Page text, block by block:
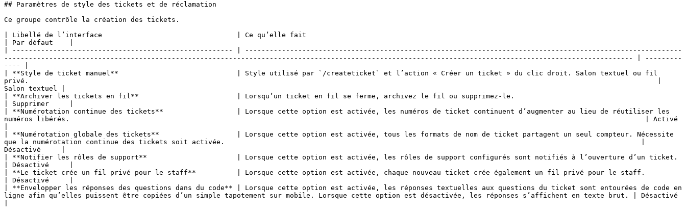
## Paramètres de style des tickets et de réclamation
Ce groupe contrôle la création des tickets.
| Libellé de l’interface                                 | Ce qu’elle fait
| Par défaut    |
| ------------------------------------------------------ | -----------------------------------------------------------------------------------------------------------
---------------------------------------------------------------------------------------------------------------------------------------------------------- | ---------
---- |
| **Style de ticket manuel**                             | Style utilisé par `/createticket` et l’action « Créer un ticket » du clic droit. Salon textuel ou fil
privé.                                                                                                                                                          |
Salon textuel |
| **Archiver les tickets en fil**                        | Lorsqu’un ticket en fil se ferme, archivez le fil ou supprimez-le.
| Supprimer     |
| **Numérotation continue des tickets**                  | Lorsque cette option est activée, les numéros de ticket continuent d’augmenter au lieu de réutiliser les
numéros libérés.                                                                                                                                             | Activé
| **Numérotation globale des tickets**                   | Lorsque cette option est activée, tous les formats de nom de ticket partagent un seul compteur. Nécessite
que la numérotation continue des tickets soit activée.                                                                                                      |
Désactivé     |
| **Notifier les rôles de support**                      | Lorsque cette option est activée, les rôles de support configurés sont notifiés à l’ouverture d’un ticket.
| Désactivé     |
| **Le ticket crée un fil privé pour le staff**          | Lorsque cette option est activée, chaque nouveau ticket crée également un fil privé pour le staff.
| Désactivé     |
| **Envelopper les réponses des questions dans du code** | Lorsque cette option est activée, les réponses textuelles aux questions du ticket sont entourées de code en
ligne afin qu’elles puissent être copiées d’un simple tapotement sur mobile. Lorsque cette option est désactivée, les réponses s’affichent en texte brut. | Désactivé